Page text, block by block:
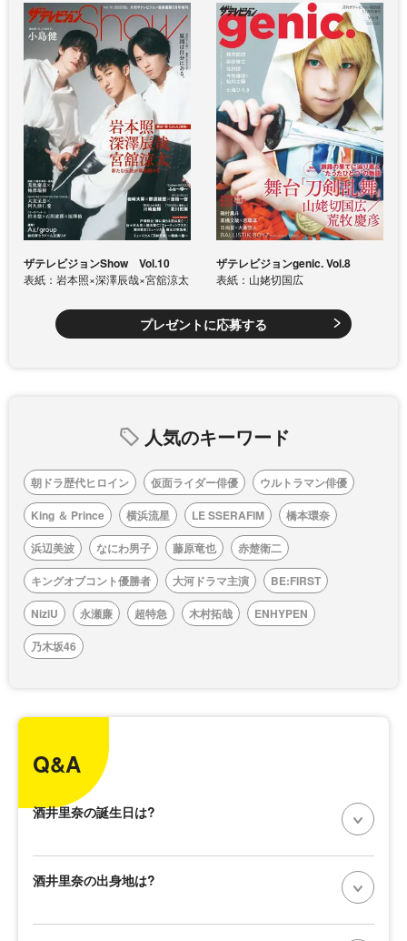
ザテレビジョンShow Vol.10
表紙：岩本照×深澤辰哉×宮舘涼太
ザテレビジョンgenic. Vol.8
表紙：山姥切国広
プレゼントに応募する
人気のキーワード
朝ドラ歴代ヒロイン 仮面ライダー俳優
ウルトラマン俳優
King ＆ Prince
横浜流星 LE SSERAFIM
橋本環奈
浜辺美波
なにわ男子 藤原竜也
赤楚衛二
キングオブコント優勝者
大河ドラマ主演
BE:FIRST
NiziU
永瀬廉 超特急 木村拓哉
ENHYPEN
乃木坂46
Q&A
酒井里奈の誕生日は?
酒井里奈の出身地は?